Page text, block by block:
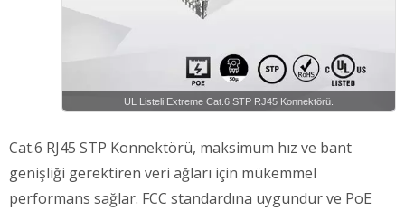
UL Listeli Extreme Cat.6 STP RJ45 Konnektörü.
Cat.6 RJ45 STP Konnektörü, maksimum hız ve bant
genişliği gerektiren veri ağları için mükemmel
performans sağlar. FCC standardına uygundur ve PoE